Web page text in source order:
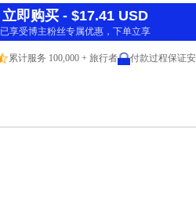
立即购买 - $17.41 USD
已享受博主粉丝专属优惠，下单立享
累计服务 100,000 + 旅行者 付款过程保证